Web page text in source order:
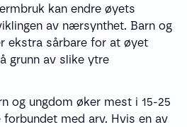
kan endre øyets
av nærsynthet. Barn og
ekstra sårbare for at øyet
grunn av slike ytre
og ungdom øker mest i 15-25
med arv. Hvis en av